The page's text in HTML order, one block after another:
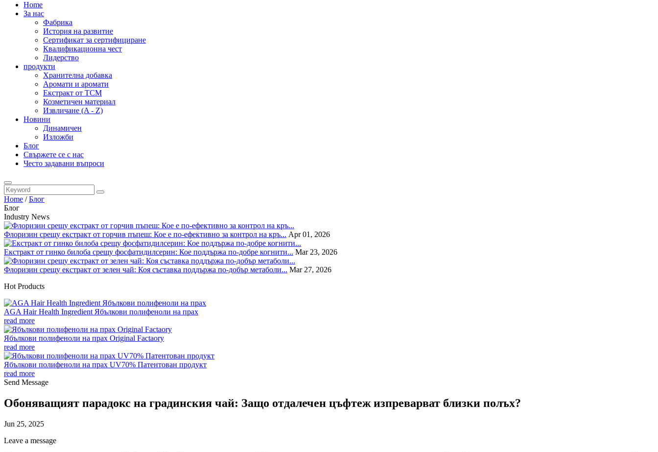
Home
За нас
Фабрика
История на развитие
Сертификат за сертифициране
Квалификационна чест
Лидерство
продукти
Хранителна добавка
Аромати и аромати
Екстракт от TCM
Козметичен материал
Извличане (A - Z)
Новини
Динамичен
Изложби
Блог
Свържете се с нас
Често задавани въпроси
Home /Блог
Блог
Industry News
Флоризин срещу екстракт от горчив пъпеш: Кое е по-ефективно за контрол на кръ... Apr 01, 2026
Екстракт от гинко билоба срещу фосфатидилсерин: Кое поддържа по-добре когнити... Mar 23, 2026
Флоризин срещу екстракт от зелен чай: Коя съставка поддържа по-добър метаболи... Mar 27, 2026
Hot Products
AGA Hair Health Ingredient Ябълкови полифеноли на прах
read more
Ябълкови полифеноли на прах Original Factaory
read more
Ябълкови полифеноли на прах UV70% Патентован продукт
read more
Send Message
Обоняващият парадокс на градинския чай: Защо отдалечен цъфтеж изпреварват близки полъх?
Jun 25, 2025
Leave a message